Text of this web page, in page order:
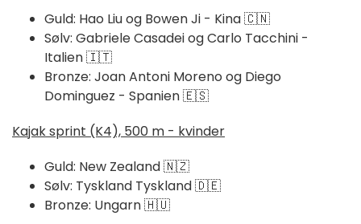
Guld: Hao Liu og Bowen Ji - Kina 🇨🇳
Sølv: Gabriele Casadei og Carlo Tacchini -
Italien 🇮🇹
Bronze: Joan Antoni Moreno og Diego
Dominguez - Spanien 🇪🇸
Kajak sprint (K4), 500 m - kvinder
Guld: New Zealand 🇳🇿
Sølv: Tyskland Tyskland 🇩🇪
Bronze: Ungarn 🇭🇺